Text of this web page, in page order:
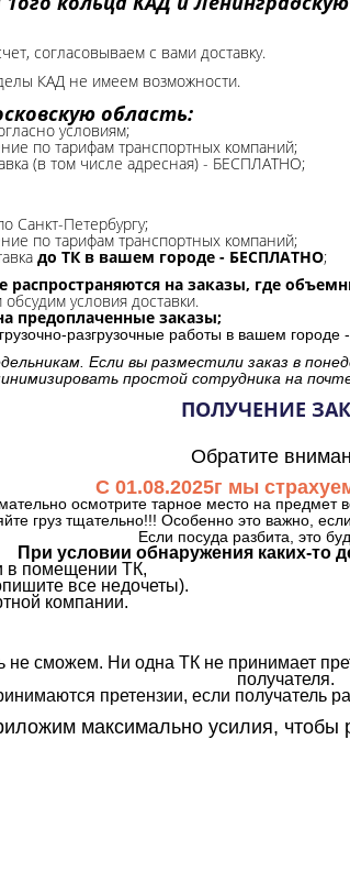
согласовываем с вами доставку.
КАД не имеем возможности.​
область:
условиям;
по тарифам транспортных компаний;
(в том числе адресная) - БЕСПЛАТНО;
Санкт-Петербургу;
по тарифам транспортных компаний;
до ТК в вашем городе - БЕСПЛАТНО;
распространяются на заказы, где
условия доставки.
предоплаченные заказы;
разгрузочные работы в вашем городе -
Если вы разместили заказ в
простой сотрудника на
ПОЛУЧЕНИЕ
Обратите
С 01.08.2025г мы
осмотрите тарное место на предмет
груз тщательно!!! Особенно это важно,
Если посуда разбита, это
При условии обнаружения каких-то
в помещении ТК,
все недочеты).
компании.
не сможем. Ни одна ТК не принимает
получателя.
претензии, если получатель
максимально усилия, чтобы